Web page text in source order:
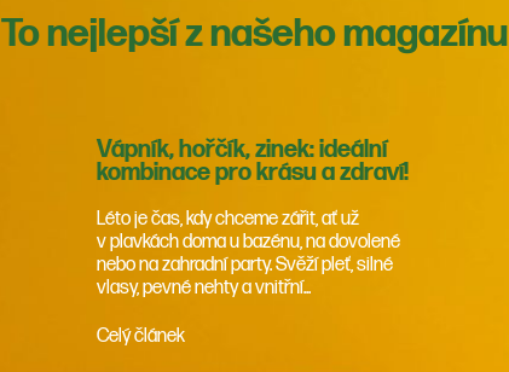
To nejlepší z našeho magazínu
Vápník, hořčík, zinek: ideální
kombinace pro krásu a zdraví!
Léto je čas, kdy chceme zářit, ať už
v plavkách doma u bazénu, na dovolené
nebo na zahradní party. Svěží pleť, silné
vlasy, pevné nehty a vnitřní...
Celý článek